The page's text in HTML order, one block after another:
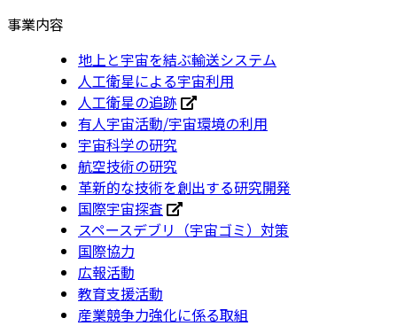
事業内容
地上と宇宙を結ぶ輸送システム
人工衛星による宇宙利用
人工衛星の追跡
有人宇宙活動/宇宙環境の利用
宇宙科学の研究
航空技術の研究
革新的な技術を創出する研究開発
国際宇宙探査
スペースデブリ（宇宙ゴミ）対策
国際協力
広報活動
教育支援活動
産業競争力強化に係る取組